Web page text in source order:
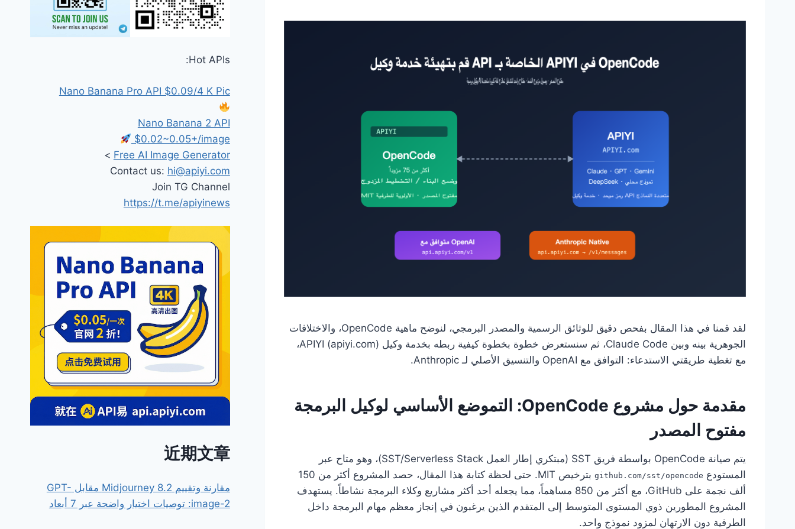
لقد قمنا في هذا المقال بفحص دقيق للوثائق الرسمية والمصدر البرمجي، لنوضح ماهية OpenCode، والاختلافات
الجوهرية بينه وبين Claude Code، ثم سنستعرض خطوة بخطوة كيفية ربطه بخدمة وكيل APIYI (apiyi.com)،
مع تغطية طريقتي الاستدعاء: التوافق مع OpenAI والتنسيق الأصلي لـ Anthropic.
مقدمة حول مشروع OpenCode: التموضع الأساسي لوكيل البرمجة
مفتوح المصدر
يتم صيانة OpenCode بواسطة فريق SST (مبتكري إطار العمل SST/Serverless Stack)، وهو متاح عبر
المستودع github.com/sst/opencode
بترخيص MIT. حتى لحظة كتابة هذا المقال، حصد المشروع أكثر من 150
ألف نجمة على GitHub، مع أكثر من 850 مساهماً، مما يجعله أحد أكثر مشاريع وكلاء البرمجة نشاطاً. يستهدف
المشروع المطورين ذوي المستوى المتوسط إلى المتقدم الذين يرغبون في إنجاز معظم مهام البرمجة داخل
الطرفية دون الارتهان لمزود نموذج واحد.
Hot APIs:
Nano Banana Pro API $0.09/4 K Pic
Nano Banana 2 API
$0.02~0.05+/image
Free AI Image Generator
>
Contact us: hi@apiyi.com
Join TG Channel
https://t.me/apiyinews
近期文章
مقارنة وتقييم Midjourney 8.2 مقابل GPT-
image-2: توصيات اختيار واضحة عبر 7 أبعاد